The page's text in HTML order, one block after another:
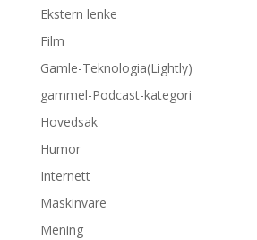
Ekstern lenke
Film
Gamle-Teknologia(Lightly)
gammel-Podcast-kategori
Hovedsak
Humor
Internett
Maskinvare
Mening